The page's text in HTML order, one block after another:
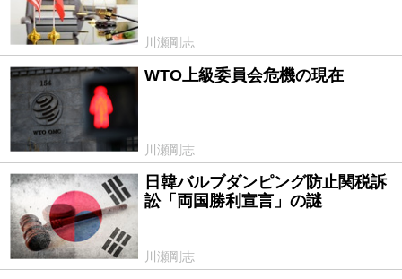
川瀬剛志
2019/12/19 WTO上級委員会危機の現在
川瀬剛志
2019/10/24
日韓バルブダンピング防止関税訴
訟「両国勝利宣言」の謎
川瀬剛志